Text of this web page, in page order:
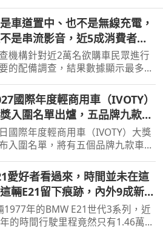
GT4 RS、Cayenne Coupe
，結果就是賓士全軍覆沒。
車道置中、也不是無線充電，
是串流影音，近5成消費者想
配備竟是加熱座椅
機構針對近2萬名欲購車民眾進行
的配備調查，結果數據顯示最多人
的配備不是無線充電、串流功能，
然是加熱座椅。
國際年度輕商用車（IVOTY）
入圍名單出爐，五品牌九款車
最後勝利
國際年度輕商用車（IVOTY）大獎
入圍名單，將有五個品牌九款車型
愛好者看過來，時間並未在這
輛E21留下痕跡，內外9成新
僅1.46萬公里
1977年的BMW E21世代3系列，近
的時間行駛里程竟然只有1.46萬公